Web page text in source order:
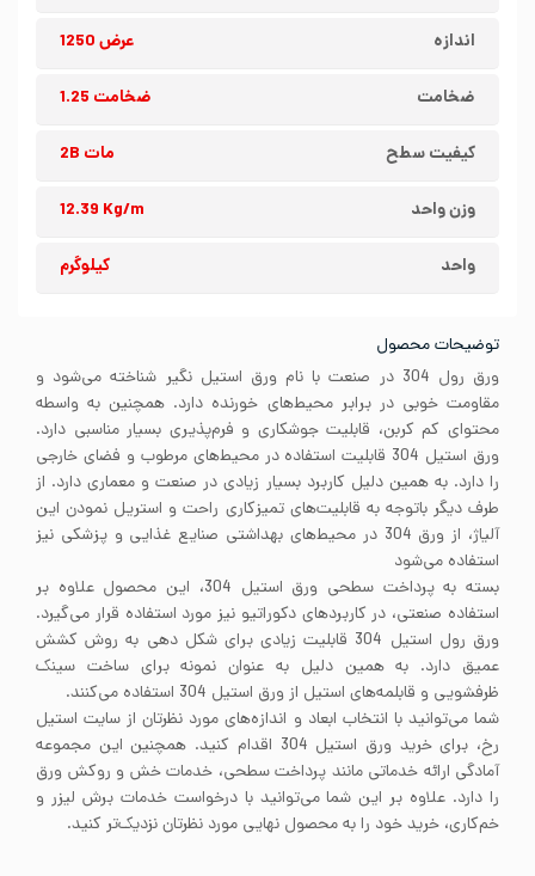
اندازه عرض 1250
ضخامت ضخامت 1.25
کیفیت سطح مات 2B
وزن واحد 12.39 Kg/m
واحد کیلوگرم
توضیحات محصول
ورق رول 304 در صنعت با نام ورق استیل نگیر شناخته می‌شود و
مقاومت خوبی در برابر محیط‌های خورنده دارد. همچنین به واسطه
محتوای کم کربن، قابلیت جوشکاری و فرم‌پذیری بسیار مناسبی دارد.
ورق استیل 304 قابلیت استفاده در محیط‌های مرطوب و فضای خارجی
را دارد. به همین دلیل کاربرد بسیار زیادی در صنعت و معماری دارد. از
طرف دیگر باتوجه به قابلیت‌های تمیزکاری راحت و استریل نمودن این
آلیاژ، از ورق 304 در محیط‌های بهداشتی صنایع غذایی و پزشکی نیز
استفاده می‌شود
بسته به پرداخت سطحی ورق استیل 304، این محصول علاوه بر
استفاده صنعتی، در کاربردهای دکوراتیو نیز مورد استفاده قرار می‌گیرد.
ورق رول استیل 304 قابلیت زیادی برای شکل دهی به روش کشش
عمیق دارد. به همین دلیل به عنوان نمونه برای ساخت سینک
ظرفشویی و قابلمه‌های استیل از ورق استیل 304 استفاده می‌کنند.
شما می‌توانید با انتخاب ابعاد و اندازه‌های مورد نظرتان از سایت استیل
رخ، برای خرید ورق استیل 304 اقدام کنید. همچنین این مجموعه
آمادگی ارائه خدماتی مانند پرداخت سطحی، خدمات خش و روکش ورق
را دارد. علاوه بر این شما می‌توانید با درخواست خدمات برش لیزر و
خم‌کاری، خرید خود را به محصول نهایی مورد نظرتان نزدیک‌تر کنید.